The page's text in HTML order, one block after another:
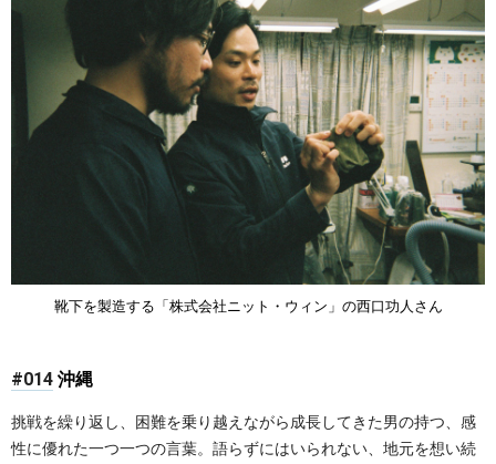
靴下を製造する「株式会社ニット・ウィン」の西口功人さん
#014 沖縄
挑戦を繰り返し、困難を乗り越えながら成長してきた男の持つ、感
性に優れた一つ一つの言葉。語らずにはいられない、地元を想い続